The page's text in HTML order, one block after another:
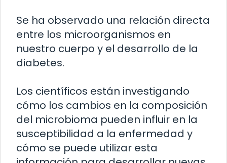
Se ha observado una relación directa
entre los microorganismos en
nuestro cuerpo y el desarrollo de la
diabetes.
Los científicos están investigando
cómo los cambios en la composición
del microbioma pueden influir en la
susceptibilidad a la enfermedad y
cómo se puede utilizar esta